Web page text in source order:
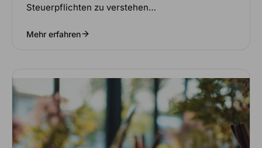
Steuerpflichten zu verstehen…
Mehr erfahren